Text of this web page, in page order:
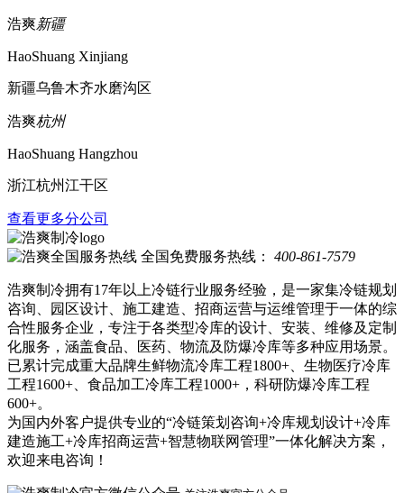
浩爽新疆
HaoShuang Xinjiang
新疆乌鲁木齐水磨沟区
浩爽杭州
HaoShuang Hangzhou
浙江杭州江干区
查看更多分公司
全国免费服务热线： 400-861-7579
浩爽制冷拥有17年以上冷链行业服务经验，是一家集冷链规划
咨询、园区设计、施工建造、招商运营与运维管理于一体的综
合性服务企业，专注于各类型冷库的设计、安装、维修及定制
化服务，涵盖食品、医药、物流及防爆冷库等多种应用场景。
已累计完成重大品牌生鲜物流冷库工程1800+、生物医疗冷库
工程1600+、食品加工冷库工程1000+，科研防爆冷库工程
600+。
为国内外客户提供专业的“冷链策划咨询+冷库规划设计+冷库
建造施工+冷库招商运营+智慧物联网管理”一体化解决方案，
欢迎来电咨询！